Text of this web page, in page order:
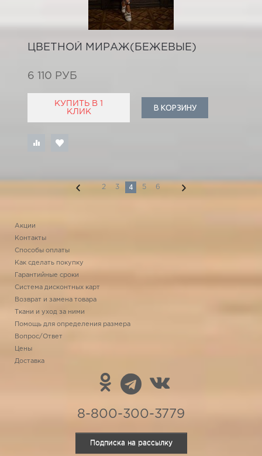
ЦВЕТНОЙ МИРАЖ(БЕЖЕВЫЕ)
6 110 РУБ
КУПИТЬ В 1
КЛИК
В КОРЗИНУ
2 3 4 5 6
Акции
Контакты
Способы оплаты
Как сделать покупку
Гарантийные сроки
Система дисконтных карт
Возврат и замена товара
Ткани и уход за ними
Помощь для определения размера
Вопрос/Ответ
Цены
Доставка
8-800-300-3779
Подписка на рассылку